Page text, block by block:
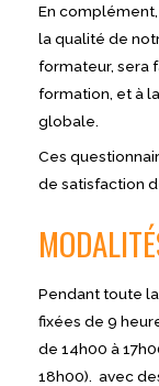
En
la qualité de
formateur, sera
formation, et à
globale.
Ces
de satisfaction
Pendant toute
fixées de 9
de 14h00 à
18h00). avec